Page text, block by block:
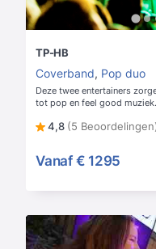
TP-HB
Coverband, Pop duo
Deze twee entertainers
tot pop en feel good muziek.
4,8 (5
Vanaf € 1295